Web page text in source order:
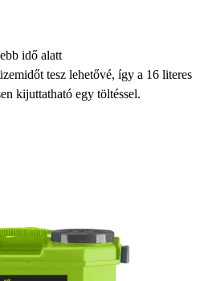
idő alatt
tesz lehetővé, így a 16 literes
kijuttatható egy töltéssel.